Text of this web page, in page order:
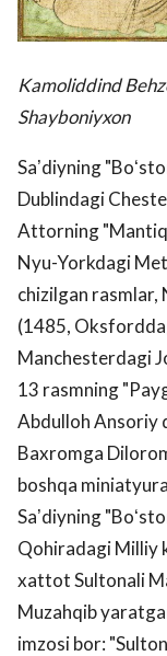
Kamoliddind
Shayboniyxon
Saʼdiyning
Dublindagi
Attorning
Nyu-Yorkdagi
chizilgan rasmlar,
(1485,
Manchesterdagi
13 rasmning
Abdulloh Ansoriy
Baxromga
boshqa
Saʼdiyning
Qohiradagi Milliy
xattot Sultonali
Muzahqib
imzosi bor: